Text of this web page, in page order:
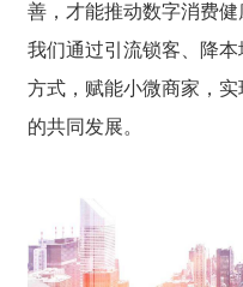
善，才能推动数字消费健
我们通过引流锁客、降
方式，赋能小微商家，
的共同发展。